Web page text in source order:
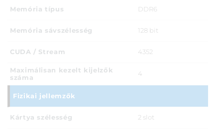
Memória típus DDR6
Memória sávszélesség 128 bit
CUDA / Stream 4352
Maximálisan kezelt kijelzők
száma
4
Fizikai jellemzők
Kártya szélesség 2 slot